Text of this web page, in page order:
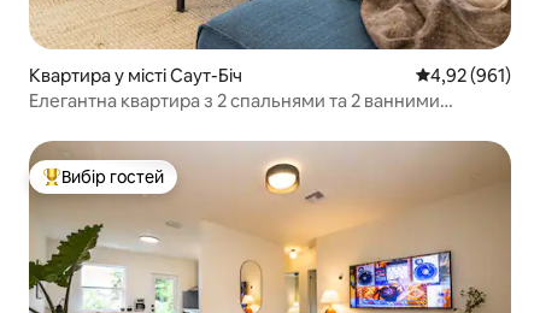
Квартира у місті Саут-Біч Середня
4,92 (961)
Елегантна квартира з 2 спальнями та 2 ванними
Топ вибір гостей
Вибір гостей